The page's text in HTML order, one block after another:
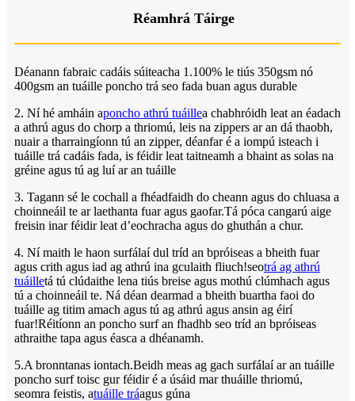
Réamhrá Táirge
Déanann fabraic cadáis súiteacha 1.100% le tiús 350gsm nó
400gsm an tuáille poncho trá seo fada buan agus durable
2. Ní hé amháin aponcho athrú tuáillea chabhróidh leat an éadach
a athrú agus do chorp a thriomú, leis na zippers ar an dá thaobh,
nuair a tharraingíonn tú an zipper, déanfar é a iompú isteach i
tuáille trá cadáis fada, is féidir leat taitneamh a bhaint as solas na
gréine agus tú ag luí ar an tuáille
3. Tagann sé le cochall a fhéadfaidh do cheann agus do chluasa a
choinneáil te ar laethanta fuar agus gaofar.Tá póca cangarú aige
freisin inar féidir leat d’eochracha agus do ghuthán a chur.
4. Ní maith le haon surfálaí dul tríd an bpróiseas a bheith fuar
agus crith agus iad ag athrú ina gculaith fliuch!seotrá ag athrú
tuáilletá tú clúdaithe lena tiús breise agus mothú clúmhach agus
tú a choinneáil te. Ná déan dearmad a bheith buartha faoi do
tuáille ag titim amach agus tú ag athrú agus ansin ag éirí
fuar!Réitíonn an poncho surf an fhadhb seo tríd an bpróiseas
athraithe tapa agus éasca a dhéanamh.
5.A bronntanas iontach.Beidh meas ag gach surfálaí ar an tuáille
poncho surf toisc gur féidir é a úsáid mar thuáille thriomú,
seomra feistis, atuáille tráagus gúna